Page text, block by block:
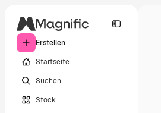
Erstellen
Startseite
Suchen
Stock